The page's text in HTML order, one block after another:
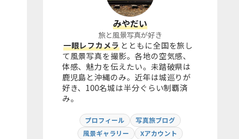
みやだい
旅と風景写真が好き
一眼レフカメラ とともに全国を旅し
て風景写真を撮影。各地の空気感、
体感、魅力を伝えたい。未踏破県は
鹿児島と沖縄のみ。近年は城巡りが
好き、100名城は半分ぐらい制覇済
み。
プロフィール
写真旅ブログ
風景ギャラリー
Xアカウント